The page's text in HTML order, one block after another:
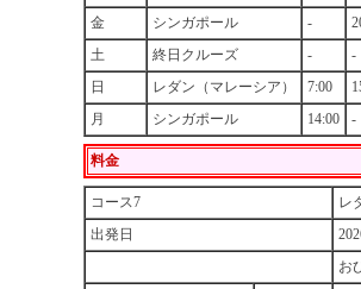
金
シンガポール -
土
終日クルーズ -
-
日
レダン（マレーシア） 7:00
月
シンガポール 14:00 -
料金
コース7
レ
出発日
お